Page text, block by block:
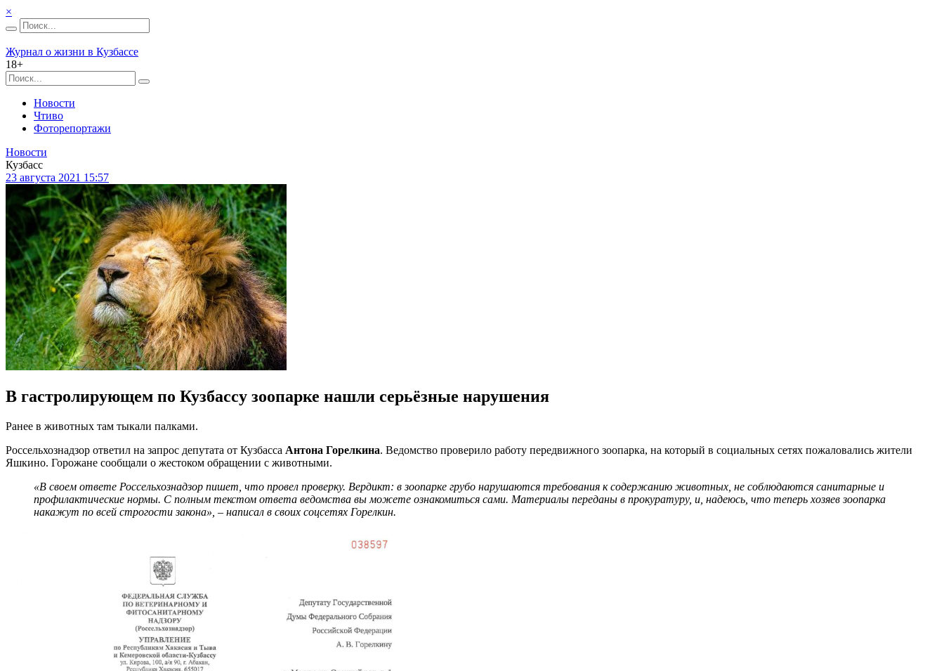
×
Журнал о жизни в Кузбассе
18+
Новости
Чтиво
Фоторепортажи
Новости
Кузбасс
23 августа 2021 15:57
В гастролирующем по Кузбассу зоопарке нашли серьёзные нарушения
Ранее в животных там тыкали палками.
Россельхознадзор ответил на запрос депутата от Кузбасса Антона Горелкина. Ведомство проверило работу передвижного зоопарка, на который в социальных сетях пожаловались жители
Яшкино. Горожане сообщали о жестоком обращении с животными.
«В своем ответе Россельхознадзор пишет, что провел проверку. Вердикт: в зоопарке грубо нарушаются требования к содержанию животных, не соблюдаются санитарные и
профилактические нормы. С полным текстом ответа ведомства вы можете ознакомиться сами. Материалы переданы в прокуратуру, и, надеюсь, что теперь хозяев зоопарка
накажут по всей строгости закона», – написал в своих соцсетях Горелкин.